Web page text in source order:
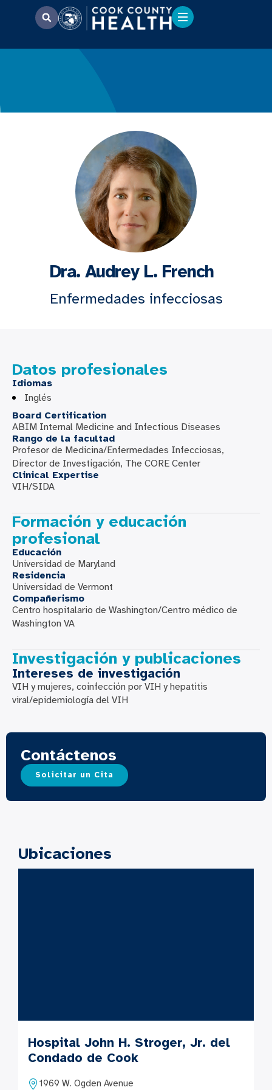
Dra. Audrey L. French
Enfermedades infecciosas
Datos profesionales
Idiomas
Inglés
Board Certification
ABIM Internal Medicine and Infectious Diseases
Rango de la facultad
Profesor de Medicina/Enfermedades Infecciosas,
Director de Investigación, The CORE Center
Clinical Expertise
VIH/SIDA
Formación y educación
profesional
Educación
Universidad de Maryland
Residencia
Universidad de Vermont
Compañerismo
Centro hospitalario de Washington/Centro médico de
Washington VA
Investigación y publicaciones
Intereses de investigación
VIH y mujeres, coinfección por VIH y hepatitis
viral/epidemiología del VIH
Contáctenos
Solicitar un Cita
Ubicaciones
Hospital John H. Stroger, Jr. del
Condado de Cook
1969 W. Ogden Avenue